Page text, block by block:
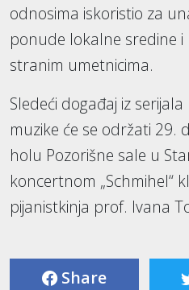
odnosima iskoristio za
ponude lokalne sredine i
stranim umetnicima.
Sledeći događaj iz
muzike će se održati 29.
holu Pozorišne sale u
koncertnom „Schmihel“
pijanistkinja prof. Ivana
Share